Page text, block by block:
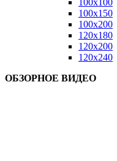
100x100
100x150
100x200
120x180
120x200
120x240
ОБЗОРНОЕ ВИДЕО